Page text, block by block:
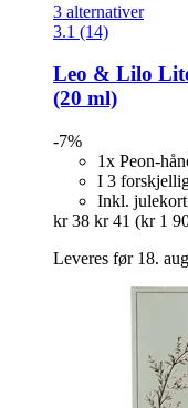
3 alternativer
3.1 (14)
Leo & Lilo
(20 ml)
-7%
1x Peon-
I 3
Inkl. julekort
kr 38 kr 41 (kr 1
Leveres før 18.